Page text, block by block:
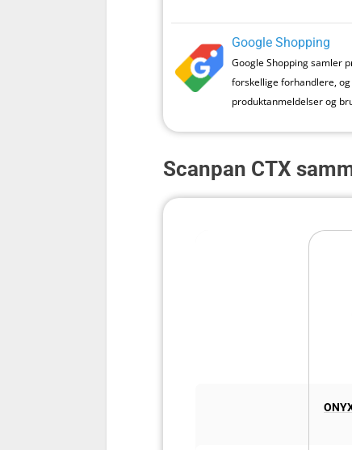
Google Shopping
Google Shopping samler
forskellige forhandlere,
produktanmeldelser og
Scanpan CTX